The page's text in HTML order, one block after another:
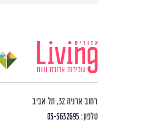
רחוב ארניה 32, תל אביב
טלפון: 03-5632695